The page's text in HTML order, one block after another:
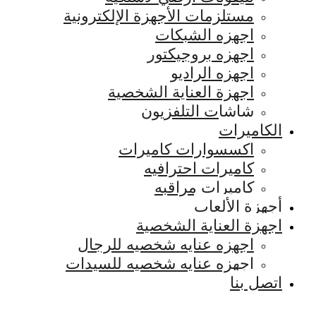
مستلزمات الأجهزة الإلكترونية
اجهزه الشبكات
اجهزه بروجيكتور
اجهزه الراديو
اجهزة العناية الشخصية
شاشات التلفزيون
الكاميرات
اكسسوارات كاميرات
كاميرات احترافيه
كاميرات مراقبه
أجهزة الألعاب
اجهزة العناية الشخصية
اجهزه عنايه شخصيه للرجال
اجهزه عنايه شخصيه للسيدات
اتصل بنا